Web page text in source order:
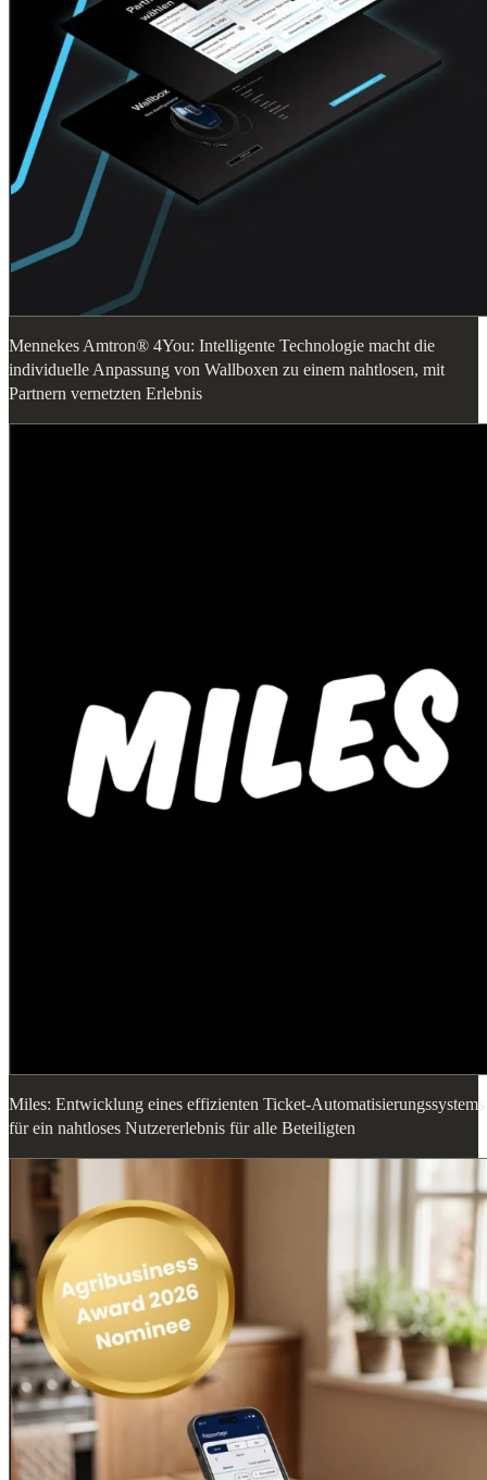
Mennekes Amtron® 4You: Intelligente Technologie macht die
individuelle Anpassung von Wallboxen zu einem nahtlosen, mit
Partnern vernetzten Erlebnis
Miles: Entwicklung eines effizienten Ticket-Automatisierungssystems
für ein nahtloses Nutzererlebnis für alle Beteiligten